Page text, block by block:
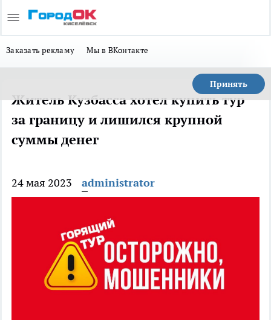
Заказать рекламу Мы в ВКонтакте
Принять
Житель Кузбасса хотел купить тур
за границу и лишился крупной
суммы денег
24 мая 2023 administrator